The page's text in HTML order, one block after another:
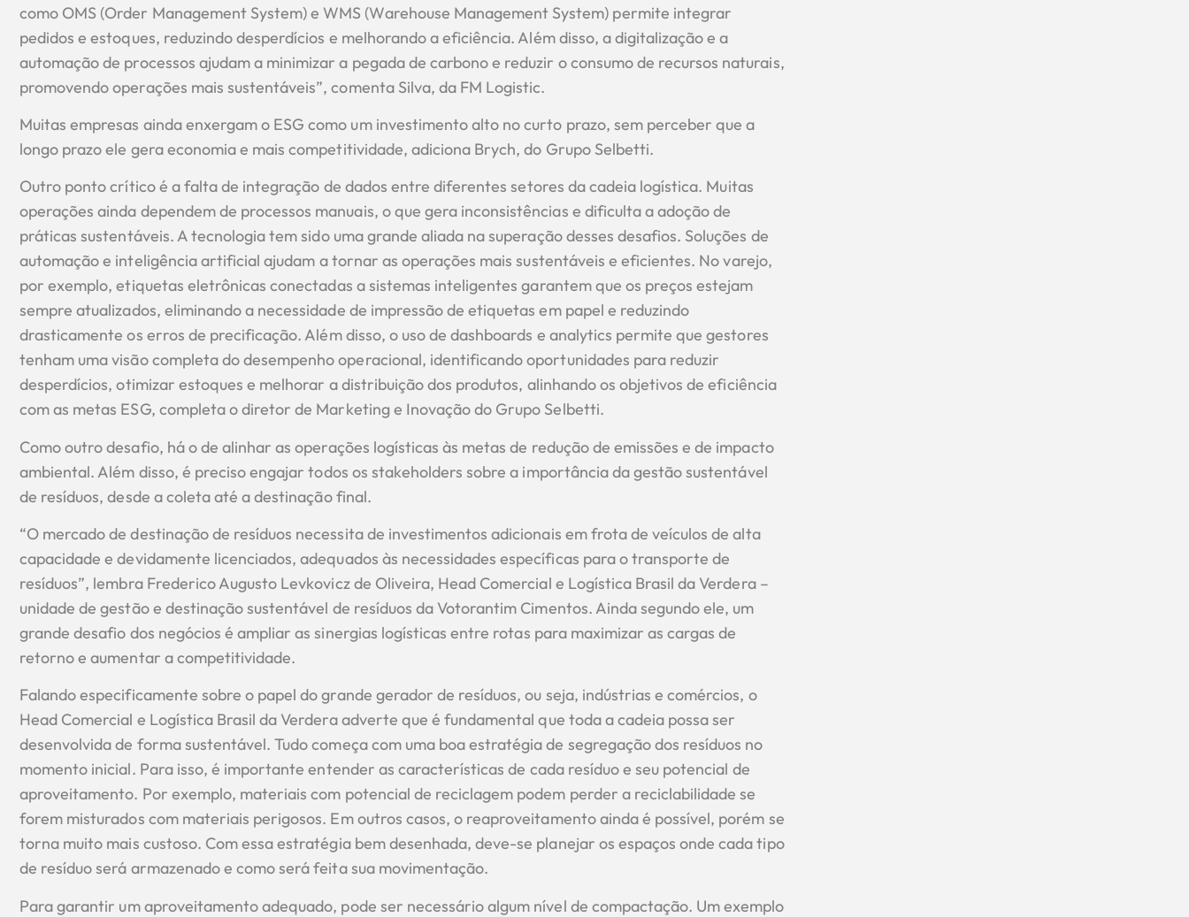
como OMS (Order Management System) e WMS (Warehouse Management System) permite integrar
pedidos e estoques, reduzindo desperdícios e melhorando a eficiência. Além disso, a digitalização e a
automação de processos ajudam a minimizar a pegada de carbono e reduzir o consumo de recursos naturais,
promovendo operações mais sustentáveis”, comenta Silva, da FM Logistic.
Muitas empresas ainda enxergam o ESG como um investimento alto no curto prazo, sem perceber que a
longo prazo ele gera economia e mais competitividade, adiciona Brych, do Grupo Selbetti.
Outro ponto crítico é a falta de integração de dados entre diferentes setores da cadeia logística. Muitas
operações ainda dependem de processos manuais, o que gera inconsistências e dificulta a adoção de
práticas sustentáveis. A tecnologia tem sido uma grande aliada na superação desses desafios. Soluções de
automação e inteligência artificial ajudam a tornar as operações mais sustentáveis e eficientes. No varejo,
por exemplo, etiquetas eletrônicas conectadas a sistemas inteligentes garantem que os preços estejam
sempre atualizados, eliminando a necessidade de impressão de etiquetas em papel e reduzindo
drasticamente os erros de precificação. Além disso, o uso de dashboards e analytics permite que gestores
tenham uma visão completa do desempenho operacional, identificando oportunidades para reduzir
desperdícios, otimizar estoques e melhorar a distribuição dos produtos, alinhando os objetivos de eficiência
com as metas ESG, completa o diretor de Marketing e Inovação do Grupo Selbetti.
Como outro desafio, há o de alinhar as operações logísticas às metas de redução de emissões e de impacto
ambiental. Além disso, é preciso engajar todos os stakeholders sobre a importância da gestão sustentável
de resíduos, desde a coleta até a destinação final.
“O mercado de destinação de resíduos necessita de investimentos adicionais em frota de veículos de alta
capacidade e devidamente licenciados, adequados às necessidades específicas para o transporte de
resíduos”, lembra Frederico Augusto Levkovicz de Oliveira, Head Comercial e Logística Brasil da Verdera –
unidade de gestão e destinação sustentável de resíduos da Votorantim Cimentos. Ainda segundo ele, um
grande desafio dos negócios é ampliar as sinergias logísticas entre rotas para maximizar as cargas de
retorno e aumentar a competitividade.
Falando especificamente sobre o papel do grande gerador de resíduos, ou seja, indústrias e comércios, o
Head Comercial e Logística Brasil da Verdera adverte que é fundamental que toda a cadeia possa ser
desenvolvida de forma sustentável. Tudo começa com uma boa estratégia de segregação dos resíduos no
momento inicial. Para isso, é importante entender as características de cada resíduo e seu potencial de
aproveitamento. Por exemplo, materiais com potencial de reciclagem podem perder a reciclabilidade se
forem misturados com materiais perigosos. Em outros casos, o reaproveitamento ainda é possível, porém se
torna muito mais custoso. Com essa estratégia bem desenhada, deve-se planejar os espaços onde cada tipo
de resíduo será armazenado e como será feita sua movimentação.
Para garantir um aproveitamento adequado, pode ser necessário algum nível de compactação. Um exemplo